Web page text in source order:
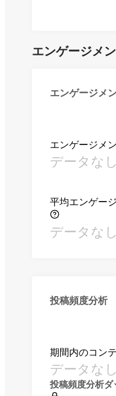
エンゲージメ
エンゲージメ
エンゲージメ
データなし
平均エンゲー
データなし
投稿頻度分析
期間内のコン
データなし
投稿頻度分析ダ